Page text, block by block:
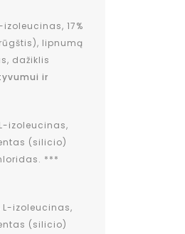
17%
lipnumą
dažiklis
ir
izoleucinas,
(silicio)
***
izoleucinas,
(silicio)